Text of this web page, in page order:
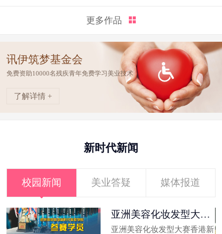
更多作品
讯伊筑梦基金会
免费资助10000名残疾青年免费学习美业技术
了解详情 +
新时代新闻
校园新闻 美业答疑 媒体报道
亚洲美容化妆发型大赛
香港新时代...
亚洲美容化妆发型大赛香港新